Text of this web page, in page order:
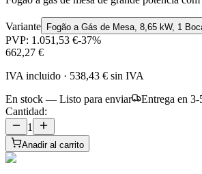
Variante Fogão a Gás de Mesa, 8,65 kW, 1
PVP: 1.051,53 €-37%
662,27 €
IVA incluido · 538,43 € sin IVA
En stock — Listo para enviar
Entrega en
Cantidad:
1
Anadir al carrito